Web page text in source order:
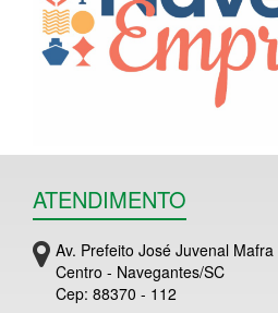
ATENDIMENTO
Av. Prefeito José Juvenal Mafra
Centro - Navegantes/SC
Cep: 88370 - 112